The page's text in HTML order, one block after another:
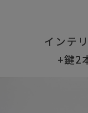
インテ
+鍵2